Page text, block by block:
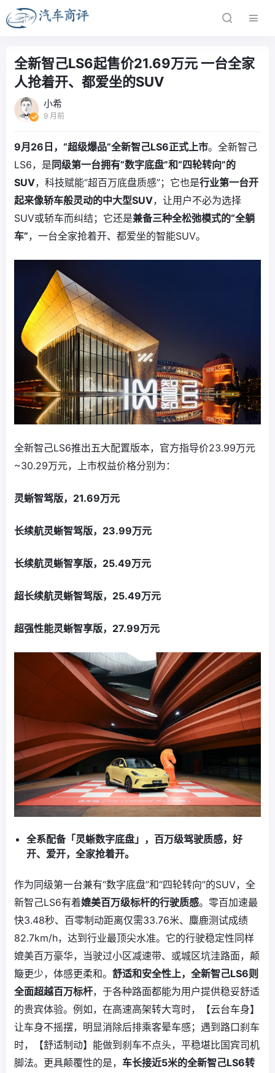
全新智己LS6起售价21.69万元 一台全家
人抢着开、都爱坐的SUV
小希
9 月前
9月26日，“超级爆品”全新智己LS6正式上市。全新智己
LS6，是 同级第一台拥有“数字底盘”和“四轮转向”的
SUV，科技赋能“超百万底盘质感”；它也是行业第一台开
起来像轿车般灵动的中大型SUV，让用户不必为选择
SUV或轿车而纠结；它还是兼备三种全松弛模式的“全躺
车”，一台全家抢着开、都爱坐的智能SUV。
全新智己LS6推出五大配置版本，官方指导价23.99万元
~30.29万元，上市权益价格分别为：
灵蜥智驾版，21.69万元
长续航灵蜥智驾版，23.99万元
长续航灵蜥智享版，25.49万元
超长续航灵蜥智驾版，25.49万元
超强性能灵蜥智享版，27.99万元
全系配备「灵蜥数字底盘」，百万级驾驶质感，好
开、爱开，全家抢着开。
作为同级第一台兼有“数字底盘”和“四轮转向”的SUV，全
新智己LS6有着媲美百万级标杆的行驶质感。零百加速最
快3.48秒、百零制动距离仅需33.76米、麋鹿测试成绩
82.7km/h，达到行业最顶尖水准。它的行驶稳定性同样
媲美百万豪华，当驶过小区减速带、或城区坑洼路面，颠
簸更少，体感更柔和。 舒适和安全性上，全新智己LS6则
全面超越百万标杆，于各种路面都能为用户提供稳妥舒适
的贵宾体验。例如，在高速高架转大弯时，【云台车身】
让车身不摇摆，明显消除后排乘客晕车感；遇到路口刹车
时，【舒适制动】能做到刹车不点头，平稳堪比国宾司机
脚法。更具颠覆性的是， 车长接近5米的全新智己LS6转